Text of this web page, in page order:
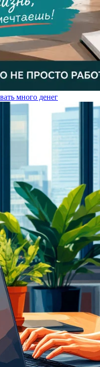
много денег